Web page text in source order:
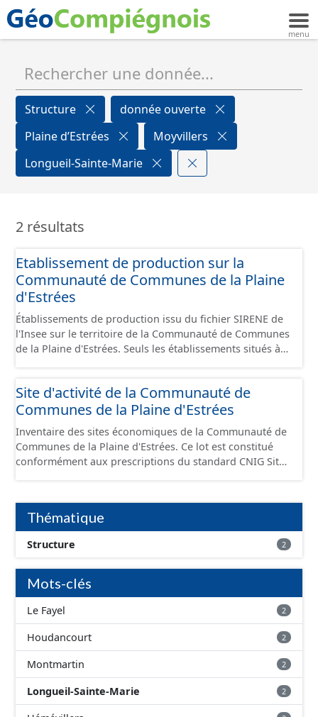
Structure
donnée ouverte
Plaine d’Estrées
Moyvillers
Longueil-Sainte-Marie
2 résultats
Etablissement de production sur la
Communauté de Communes de la Plaine
d'Estrées
Établissements de production issu du fichier SIRENE de
l'Insee sur le territoire de la Communauté de Communes
de la Plaine d'Estrées. Seuls les établissements situés à
conformément aux prescriptions du standard CNIG Sites
Économiques. Ce lot ne contient pas la référence aux
delà des prescriptions du CNIG se limitant aux SCI.
Site d'activité de la Communauté de
Communes de la Plaine d'Estrées
Inventaire des sites économiques de la Communauté de
Communes de la Plaine d'Estrées. Ce lot est constitué
conformément aux prescriptions du standard CNIG Sites
Thématique
Structure 2
Mots-clés
Le Fayel 2
Houdancourt 2
Montmartin 2
Longueil-Sainte-Marie 2